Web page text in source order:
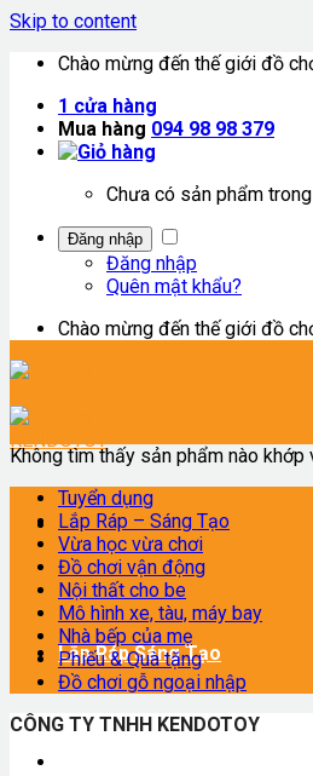
Skip to content
Chào mừng đến thế giới đồ
1 cửa hàng
Mua hàng 094 98 98 379
Chưa có sản phẩm
Đăng nhập
Đăng nhập
Quên mật khẩu?
Chào mừng đến thế giới đồ
Lắp Ráp Sáng Tạo
Không tìm thấy sản phẩm nào khớp
Tuyển dụng
Lắp Ráp – Sáng Tạo
Vừa học vừa chơi
Đồ chơi vận động
Nội thất cho be
Mô hình xe, tàu, máy bay
Nhà bếp của mẹ
Phiếu & Quà tặng
Đồ chơi gỗ ngoại nhập
CÔNG TY TNHH KENDOTOY